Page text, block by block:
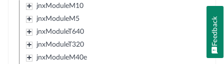
jnxModuleM10
jnxModuleM5
jnxModuleT640
jnxModuleT320
jnxModuleM40e
Feedback